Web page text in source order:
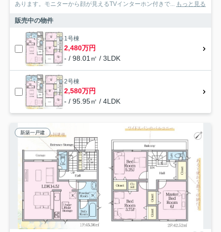
あります。モニターから顔が見えるTVインターホン付きで... もっと見る
販売中の物件
1号棟
2,480万円
- / 98.01㎡ / 3LDK
2号棟
2,580万円
- / 95.95㎡ / 4LDK
新築一戸建